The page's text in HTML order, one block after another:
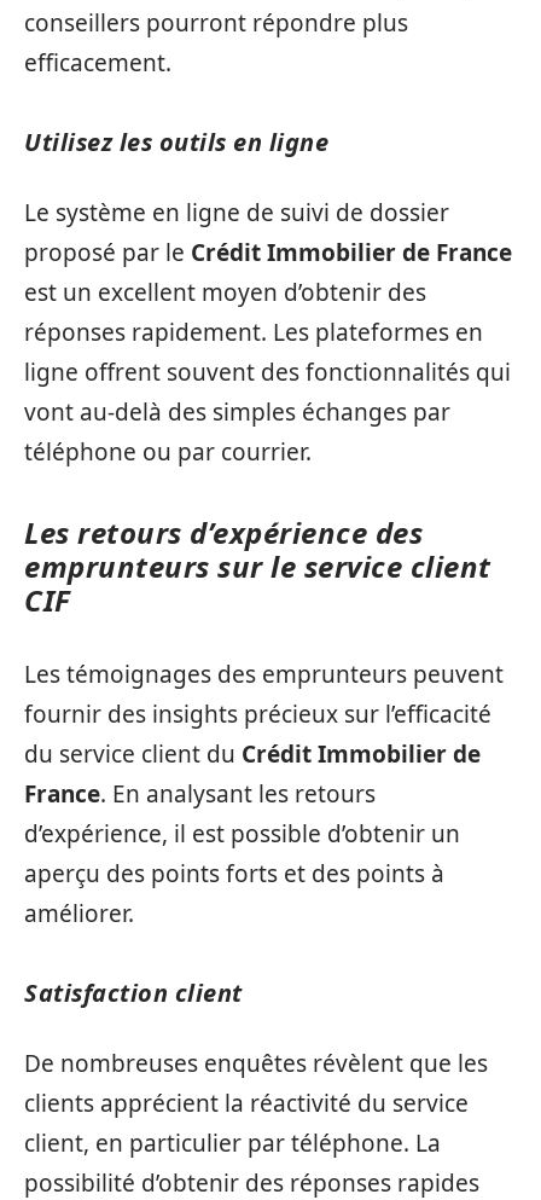
conseillers pourront répondre plus
efficacement.
Utilisez les outils en ligne
Le système en ligne de suivi de dossier
proposé par le Crédit Immobilier de France
est un excellent moyen d’obtenir des
réponses rapidement. Les plateformes en
ligne offrent souvent des fonctionnalités qui
vont au-delà des simples échanges par
téléphone ou par courrier.
Les retours d’expérience des
emprunteurs sur le service client
CIF
Les témoignages des emprunteurs peuvent
fournir des insights précieux sur l’efficacité
du service client du Crédit Immobilier de
France. En analysant les retours
d’expérience, il est possible d’obtenir un
aperçu des points forts et des points à
améliorer.
Satisfaction client
De nombreuses enquêtes révèlent que les
clients apprécient la réactivité du service
client, en particulier par téléphone. La
possibilité d’obtenir des réponses rapides